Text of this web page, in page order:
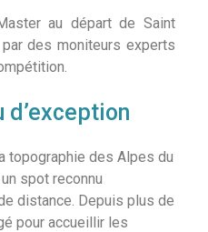
au départ de Saint
des moniteurs experts
d’exception
topographie des Alpes du
spot reconnu
distance. Depuis plus de
pour accueillir les